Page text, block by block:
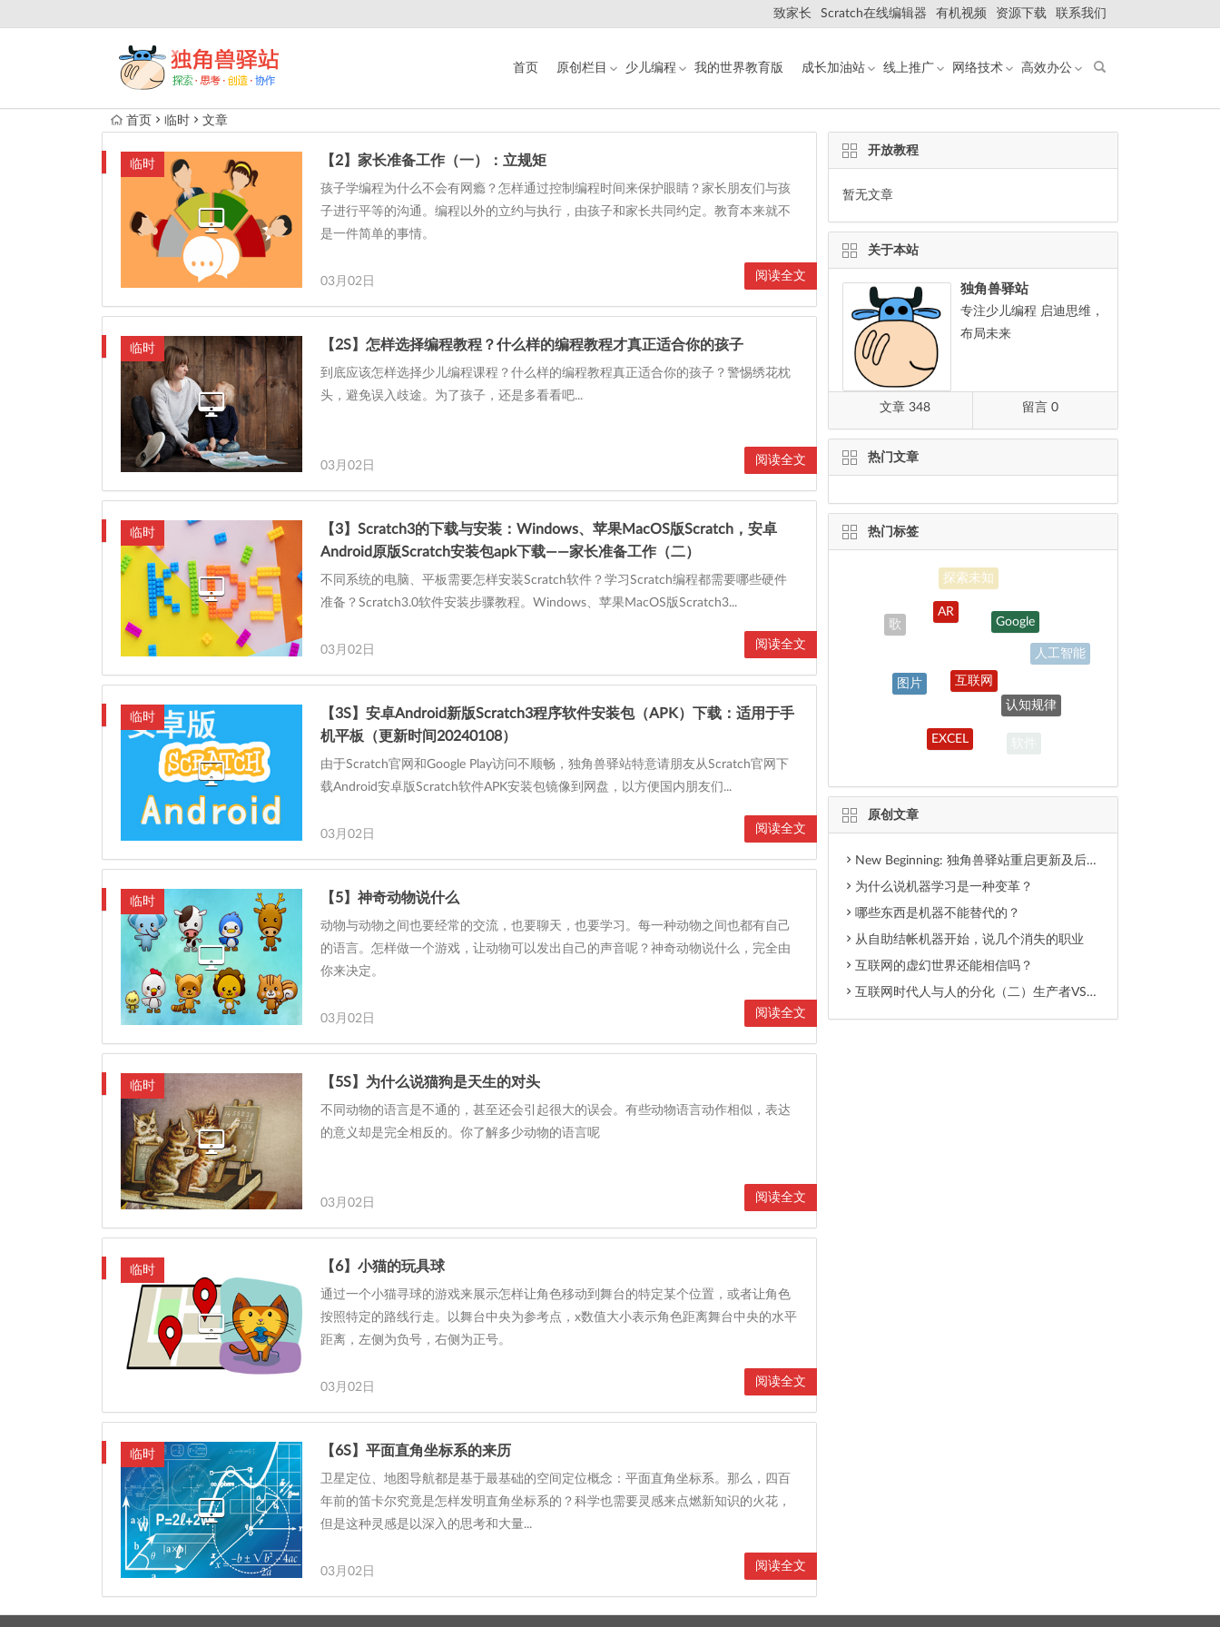
致家长 Scratch在线编辑器 有机视频 资源下载 联系我们
首页 原创栏目 少儿编程 我的世界教育版 成长加油站 线上推广 网络技术 高效办公
首页 临时 文章
临时 【2】家长准备工作（一）：立规矩
孩子学编程为什么不会有网瘾？怎样通过控制编程时间来保护眼睛？家长朋友们与孩
子进行平等的沟通。编程以外的立约与执行，由孩子和家长共同约定。教育本来就不
是一件简单的事情。
03月02日 阅读全文
临时 【2S】怎样选择编程教程？什么样的编程教程才真正适合你的孩子
到底应该怎样选择少儿编程课程？什么样的编程教程真正适合你的孩子？警惕绣花枕
头，避免误入歧途。为了孩子，还是多看看吧...
03月02日 阅读全文
临时
【3】Scratch3的下载与安装：Windows、苹果MacOS版Scratch，安卓
Android原版Scratch安装包apk下载——家长准备工作（二）
不同系统的电脑、平板需要怎样安装Scratch软件？学习Scratch编程都需要哪些硬件
准备？Scratch3.0软件安装步骤教程。Windows、苹果MacOS版Scratch3...
03月02日 阅读全文
临时
【3S】安卓Android新版Scratch3程序软件安装包（APK）下载：适用于手
机平板（更新时间20240108）
由于Scratch官网和Google Play访问不顺畅，独角兽驿站特意请朋友从Scratch官网下
载Android安卓版Scratch软件APK安装包镜像到网盘，以方便国内朋友们...
03月02日 阅读全文
临时 【5】神奇动物说什么
动物与动物之间也要经常的交流，也要聊天，也要学习。每一种动物之间也都有自己
的语言。怎样做一个游戏，让动物可以发出自己的声音呢？神奇动物说什么，完全由
你来决定。
03月02日 阅读全文
临时 【5S】为什么说猫狗是天生的对头
不同动物的语言是不通的，甚至还会引起很大的误会。有些动物语言动作相似，表达
的意义却是完全相反的。你了解多少动物的语言呢
03月02日 阅读全文
临时 【6】小猫的玩具球
通过一个小猫寻球的游戏来展示怎样让角色移动到舞台的特定某个位置，或者让角色
按照特定的路线行走。以舞台中央为参考点，x数值大小表示角色距离舞台中央的水平
距离，左侧为负号，右侧为正号。
03月02日 阅读全文
临时 【6S】平面直角坐标系的来历
卫星定位、地图导航都是基于最基础的空间定位概念：平面直角坐标系。那么，四百
年前的笛卡尔究竟是怎样发明直角坐标系的？科学也需要灵感来点燃新知识的火花，
但是这种灵感是以深入的思考和大量...
03月02日 阅读全文
开放教程
暂无文章
关于本站
独角兽驿站
专注少儿编程 启迪思维，
布局未来
文章 348 留言 0
热门文章
热门标签
歌
人工智能
软件
原创文章
New Beginning: 独角兽驿站重启更新及后期内容调整
为什么说机器学习是一种变革？
哪些东西是机器不能替代的？
从自助结帐机器开始，说几个消失的职业
互联网的虚幻世界还能相信吗？
互联网时代人与人的分化（二）生产者VS消费者